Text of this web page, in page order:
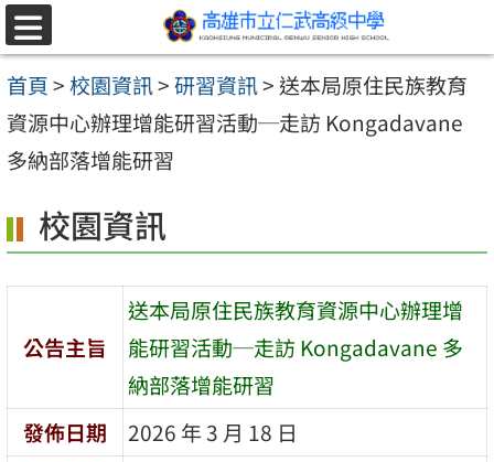
跳至主要內容區
選
單
首頁>校園資訊>研習資訊>送本局原住民族教育
資源中心辦理增能研習活動─走訪 Kongadavane
多納部落增能研習
校園資訊
公告主旨
送本局原住民族教育資源中心辦理增
能研習活動─走訪 Kongadavane 多
納部落增能研習
發佈日期
2026 年 3 月 18 日